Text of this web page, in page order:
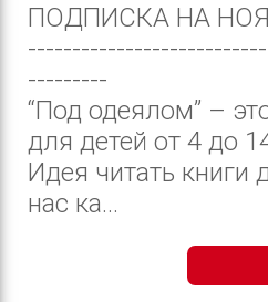
ПОДПИСКА НА
---------
“Под одеялом” –
для детей от 4 до
Идея читать книги
нас ка...